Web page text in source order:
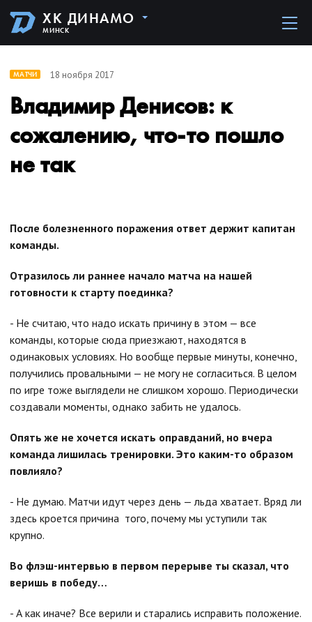
ХК ДИНАМО
МИНСК
МАТЧИ 18 ноября 2017
Владимир Денисов: к
сожалению, что-то пошло
не так
После болезненного поражения ответ держит капитан
команды.
Отразилось ли раннее начало матча на нашей
готовности к старту поединка?
- Не считаю, что надо искать причину в этом — все
команды, которые сюда приезжают, находятся в
одинаковых условиях. Но вообще первые минуты, конечно,
получились провальными — не могу не согласиться. В целом
по игре тоже выглядели не слишком хорошо. Периодически
создавали моменты, однако забить не удалось.
Опять же не хочется искать оправданий, но вчера
команда лишилась тренировки. Это каким-то образом
повлияло?
- Не думаю. Матчи идут через день — льда хватает. Вряд ли
здесь кроется причина того, почему мы уступили так
крупно.
Во флэш-интервью в первом перерыве ты сказал, что
веришь в победу…
- А как иначе? Все верили и старались исправить положение.